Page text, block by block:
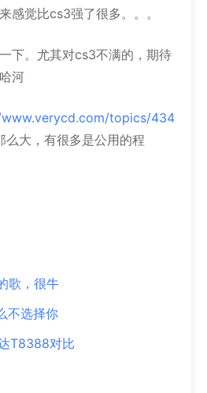
感觉比cs3强了很多。。。
下。尤其对cs3不满的，期待
河
topics/434
么大，有很多是公用的程
歌，很牛
不选择你
T8388对比